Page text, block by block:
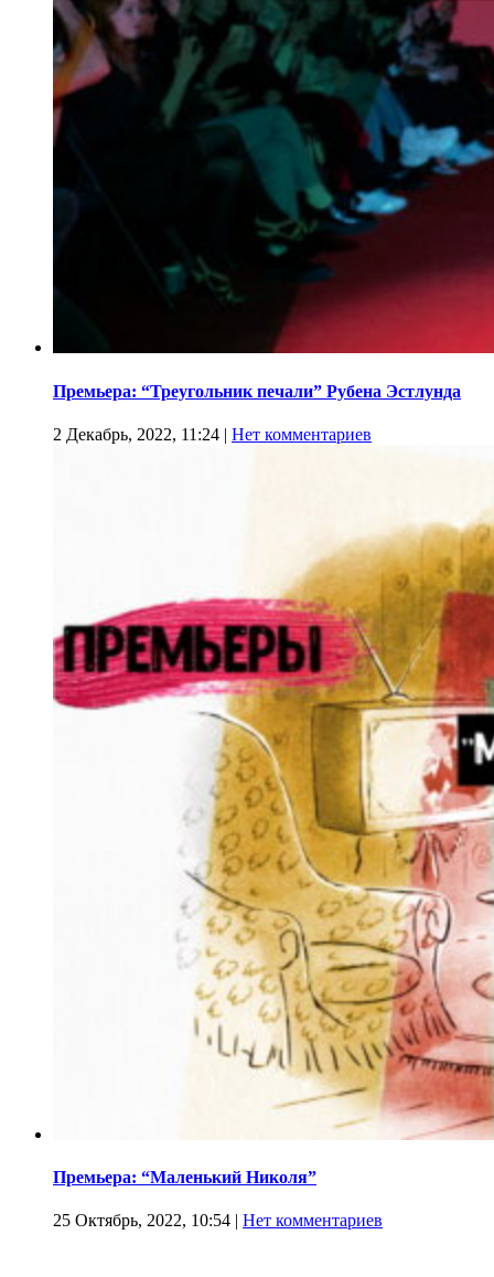
Премьера: “Треугольник печали” Рубена Эстлунда
2 Декабрь, 2022, 11:24 | Нет комментариев
Премьера: “Маленький Николя”
25 Октябрь, 2022, 10:54 | Нет комментариев